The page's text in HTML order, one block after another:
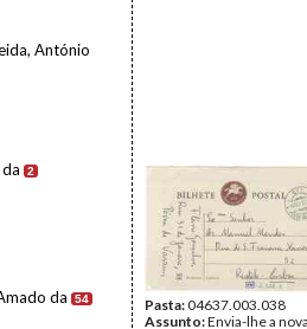
António
2
da 54 Pasta:04637.003.038
Assunto:Envia-lhe a